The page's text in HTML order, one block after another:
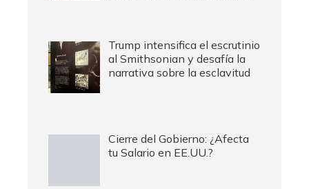
Trump intensifica el escrutinio
al Smithsonian y desafía la
narrativa sobre la esclavitud
Cierre del Gobierno: ¿Afecta
tu Salario en EE.UU.?